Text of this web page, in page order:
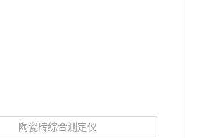
陶瓷砖综合测定仪